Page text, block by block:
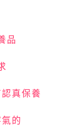
品
真保養
的